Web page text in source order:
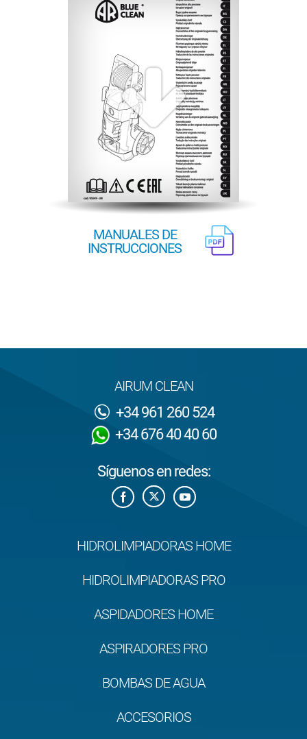
MANUALES DE
INSTRUCCIONES
AIRUM CLEAN
+34 961 260 524
+34 676 40 40 60
Síguenos en redes:
HIDROLIMPIADORAS HOME
HIDROLIMPIADORAS PRO
ASPIDADORES HOME
ASPIRADORES PRO
BOMBAS DE AGUA
ACCESORIOS